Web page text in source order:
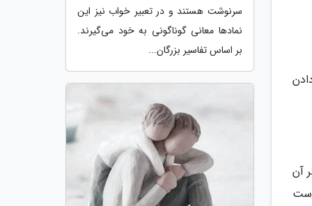
آن
سرنوشت هستند و در تعبیر خواب نیز این
نمادها معانی گوناگونی به خود می‌گیرند.
بر اساس تفاسیر بزرگان...